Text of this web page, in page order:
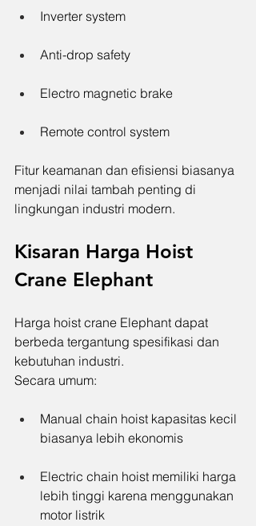
Inverter system
Anti-drop safety
Electro magnetic brake
Remote control system
Fitur keamanan dan efisiensi biasanya
menjadi nilai tambah penting di
lingkungan industri modern.
Kisaran Harga Hoist
Crane Elephant
Harga hoist crane Elephant dapat
berbeda tergantung spesifikasi dan
kebutuhan industri.
Secara umum:
Manual chain hoist kapasitas kecil
biasanya lebih ekonomis
Electric chain hoist memiliki harga
lebih tinggi karena menggunakan
motor listrik